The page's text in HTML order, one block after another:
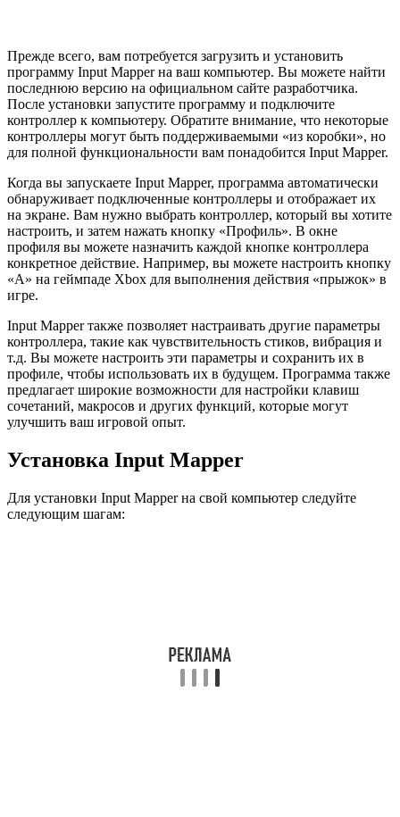
Прежде всего, вам потребуется загрузить и установить
программу Input Mapper на ваш компьютер. Вы можете найти
последнюю версию на официальном сайте разработчика.
После установки запустите программу и подключите
контроллер к компьютеру. Обратите внимание, что некоторые
контроллеры могут быть поддерживаемыми «из коробки», но
для полной функциональности вам понадобится Input Mapper.
Когда вы запускаете Input Mapper, программа автоматически
обнаруживает подключенные контроллеры и отображает их
на экране. Вам нужно выбрать контроллер, который вы хотите
настроить, и затем нажать кнопку «Профиль». В окне
профиля вы можете назначить каждой кнопке контроллера
конкретное действие. Например, вы можете настроить кнопку
«A» на геймпаде Xbox для выполнения действия «прыжок» в
игре.
Input Mapper также позволяет настраивать другие параметры
контроллера, такие как чувствительность стиков, вибрация и
т.д. Вы можете настроить эти параметры и сохранить их в
профиле, чтобы использовать их в будущем. Программа также
предлагает широкие возможности для настройки клавиш
сочетаний, макросов и других функций, которые могут
улучшить ваш игровой опыт.
Установка Input Mapper
Для установки Input Mapper на свой компьютер следуйте
следующим шагам: